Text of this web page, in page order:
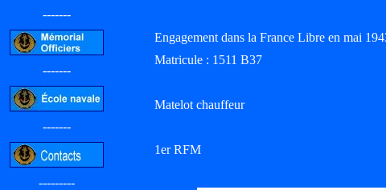
-------
-------
-------
---------
Engagement dans la France Libre en mai
Matricule : 1511 B37
Matelot chauffeur
1er RFM